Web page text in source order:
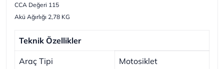
CCA Değeri 115
Akü Ağırlığı 2,78 KG
Teknik Özellikler
Araç Tipi Motosiklet